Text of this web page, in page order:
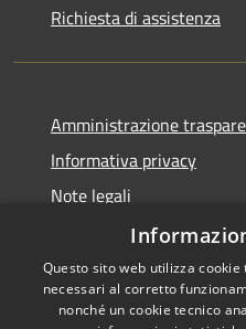
Richiesta di assistenza
Amministrazione
Informativa privacy
Note legali
Dichiarazione di
Questo sito web utilizza
necessari al corretto
nonché un cookie tecnico